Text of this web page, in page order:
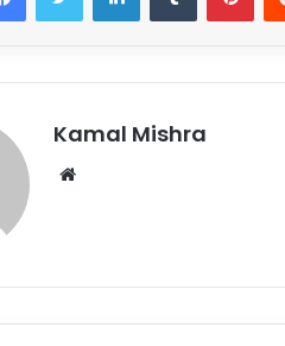
Kamal Mishra
Website